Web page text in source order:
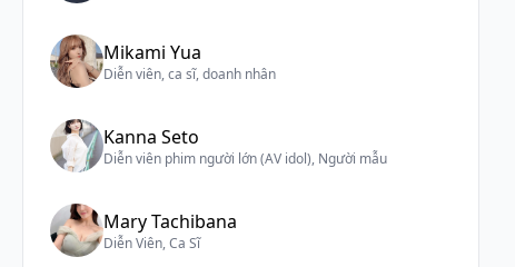
Mikami Yua
Diễn viên, ca sĩ, doanh nhân
Kanna Seto
Diễn viên phim người lớn (AV idol), Người mẫu
Mary Tachibana
Diễn Viên, Ca Sĩ